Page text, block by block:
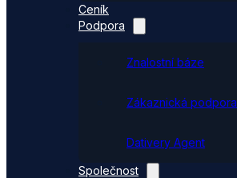
Ceník
Podpora
Znalostní báze
Zákaznická podpora
Dativery Agent
Společnost